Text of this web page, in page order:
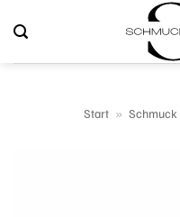
Inhalt
springen
Start » Schmuck